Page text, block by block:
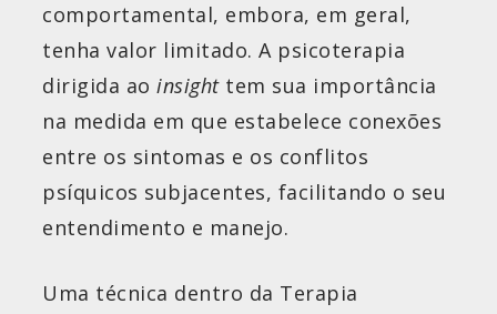
comportamental, embora, em geral,
tenha valor limitado. A psicoterapia
dirigida ao insighttem sua importância
na medida em que estabelece conexões
entre os sintomas e os conflitos
psíquicos subjacentes, facilitando o seu
entendimento e manejo.
Uma técnica dentro da Terapia